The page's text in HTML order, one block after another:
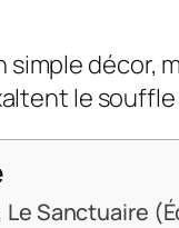
simple décor,
le
Le Sanctuaire